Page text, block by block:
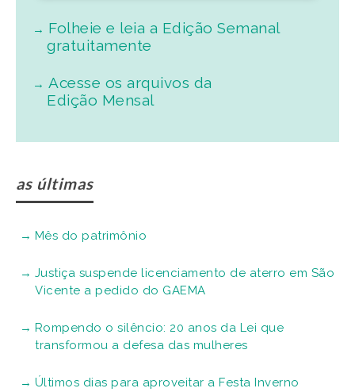
Folheie e leia a Edição Semanal
gratuitamente
Acesse os arquivos da
Edição Mensal
as últimas
Mês do patrimônio
Justiça suspende licenciamento de aterro em São
Vicente a pedido do GAEMA
Rompendo o silêncio: 20 anos da Lei que
transformou a defesa das mulheres
Últimos dias para aproveitar a Festa Inverno